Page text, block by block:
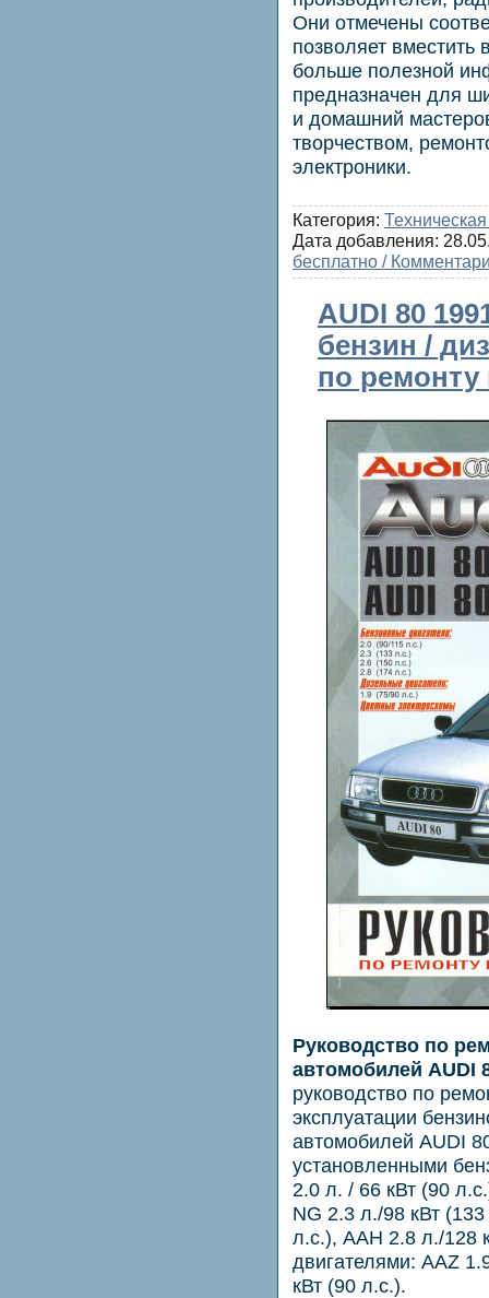
Они отмечены
позволяет вместить
больше полезной
предназначен для
и домашний
творчеством,
электроники.
Категория:
Дата добавления:
бесплатно /
AUDI 80
бензин /
по
Руководство по
автомобилей AUDI
руководство по
эксплуатации
автомобилей AUDI
установленными
2.0 л. / 66 кВт (90
NG 2.3 л./98 кВт
л.с.), ААН 2.8 л./128
двигателями: AAZ
кВт (90 л.с.).